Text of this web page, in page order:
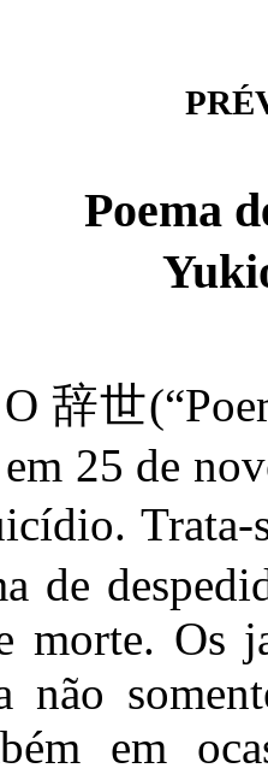
Poema
O 辞世
25 de
de
morte. Os
não
em